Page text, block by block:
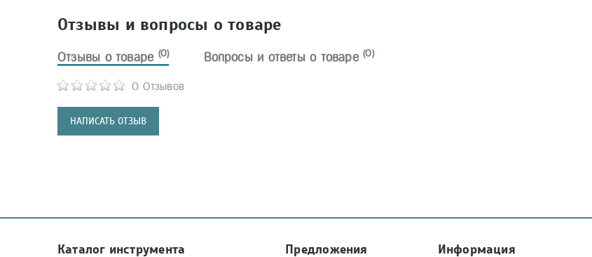
Отзывы и вопросы о товаре
Отзывы о товаре (0)
0 Отзывов
НАПИСАТЬ ОТЗЫВ
Вопросы и ответы о товаре(0)
Каталог инструмента Предложения Информация